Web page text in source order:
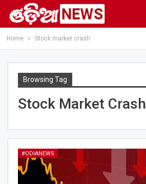
Home Stock market crash
Browsing Tag
Stock Market Crash
#ODIANEWS